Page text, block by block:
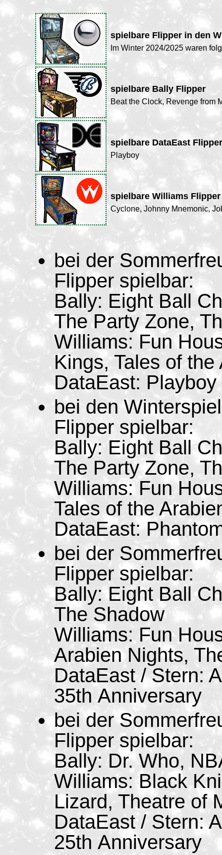
spielbare Flipper in den
Im Winter 2024/2025 waren
spielbare Bally Flipper
Beat the Clock, Revenge from
spielbare DataEast Flipper
Playboy
spielbare Williams Flipper
Cyclone, Johnny Mnemonic,
bei der
Flipper spielbar:
Bally: Eight Ball
The Party Zone,
Williams: Fun
Kings, Tales of the
DataEast: Playboy
bei den
Flipper spielbar:
Bally: Eight Ball
The Party Zone,
Williams: Fun
Tales of the
DataEast:
bei der
Flipper spielbar:
Bally: Eight Ball
The Shadow
Williams: Fun
Arabien Nights,
DataEast / Stern:
35th Anniversary
bei der
Flipper spielbar:
Bally: Dr. Who,
Williams: Black
Lizard, Theatre of
DataEast / Stern:
25th Anniversary